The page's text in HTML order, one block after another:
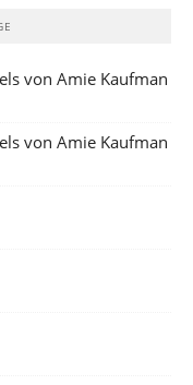
von Amie Kaufman
von Amie Kaufman